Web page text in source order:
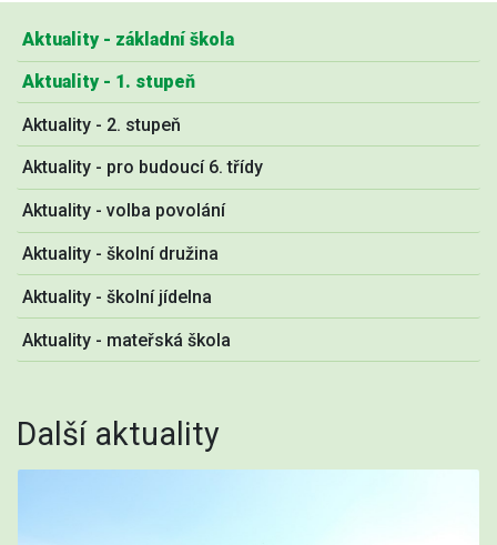
Aktuality - základní škola
Aktuality - 1. stupeň
Aktuality - 2. stupeň
Aktuality - pro budoucí 6. třídy
Aktuality - volba povolání
Aktuality - školní družina
Aktuality - školní jídelna
Aktuality - mateřská škola
Další aktuality